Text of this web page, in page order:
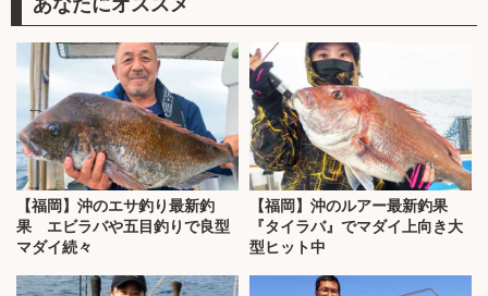
【福岡】沖のエサ釣り最新釣
果 エビラバや五目釣りで良型
マダイ続々
【福岡】沖のルアー最新釣果
『タイラバ』でマダイ上向き大
型ヒット中